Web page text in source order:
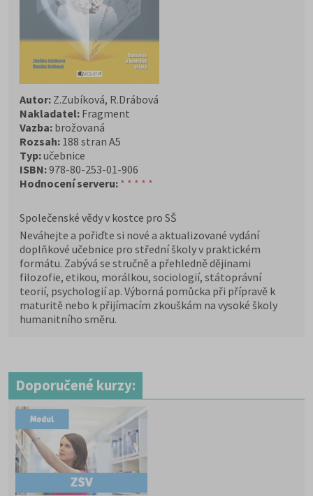
Autor: Z.Zubíková, R.Drábová
Nakladatel: Fragment
Vazba: brožovaná
Rozsah: 188 stran A5
Typ:učebnice
ISBN:978-80-253-01-906
Hodnocení serveru: * * * * *
Společenské vědy v kostce pro SŠ
Neváhejte a pořiďte si nové a aktualizované vydání
doplňkové učebnice pro střední školy v praktickém
formátu. Zabývá se stručně a přehledně dějinami
filozofie, etikou, morálkou, sociologií, státoprávní
teorií, psychologií ap. Výborná pomůcka při přípravě k
maturitě nebo k přijímacím zkouškám na vysoké školy
humanitního směru.
Doporučené kurzy: